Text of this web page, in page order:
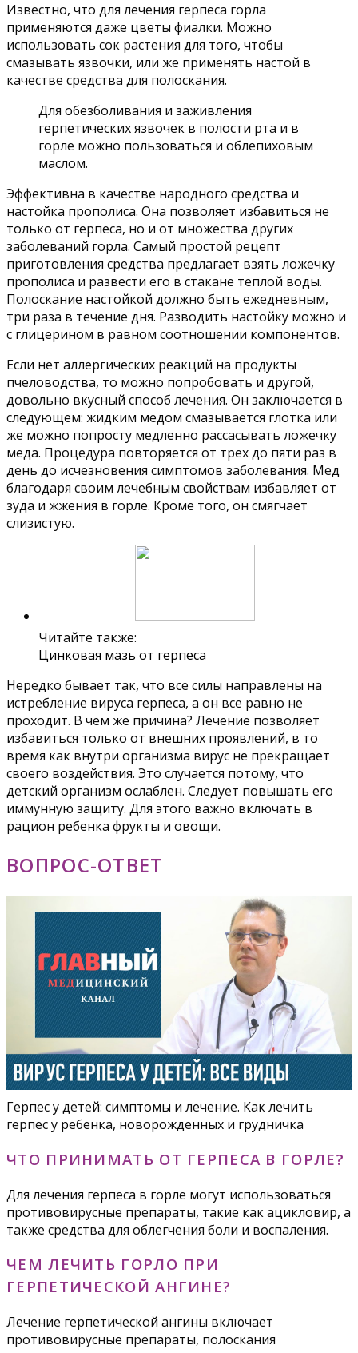
Известно, что для лечения герпеса горла
применяются даже цветы фиалки. Можно
использовать сок растения для того, чтобы
смазывать язвочки, или же применять настой в
качестве средства для полоскания.
Для обезболивания и заживления
герпетических язвочек в полости рта и в
горле можно пользоваться и облепиховым
маслом.
Эффективна в качестве народного средства и
настойка прополиса. Она позволяет избавиться не
только от герпеса, но и от множества других
заболеваний горла. Самый простой рецепт
приготовления средства предлагает взять ложечку
прополиса и развести его в стакане теплой воды.
Полоскание настойкой должно быть ежедневным,
три раза в течение дня. Разводить настойку можно и
с глицерином в равном соотношении компонентов.
Если нет аллергических реакций на продукты
пчеловодства, то можно попробовать и другой,
довольно вкусный способ лечения. Он заключается в
следующем: жидким медом смазывается глотка или
же можно попросту медленно рассасывать ложечку
меда. Процедура повторяется от трех до пяти раз в
день до исчезновения симптомов заболевания. Мед
благодаря своим лечебным свойствам избавляет от
зуда и жжения в горле. Кроме того, он смягчает
слизистую.
Читайте также:
Цинковая мазь от герпеса
Нередко бывает так, что все силы направлены на
истребление вируса герпеса, а он все равно не
проходит. В чем же причина? Лечение позволяет
избавиться только от внешних проявлений, в то
время как внутри организма вирус не прекращает
своего воздействия. Это случается потому, что
детский организм ослаблен. Следует повышать его
иммунную защиту. Для этого важно включать в
рацион ребенка фрукты и овощи.
ВОПРОС-ОТВЕТ
Герпес у детей: симптомы и лечение. Как лечить
герпес у ребенка, новорожденных и грудничка
ЧТО ПРИНИМАТЬ ОТ ГЕРПЕСА В ГОРЛЕ?
Для лечения герпеса в горле могут использоваться
противовирусные препараты, такие как ацикловир, а
также средства для облегчения боли и воспаления.
ЧЕМ ЛЕЧИТЬ ГОРЛО ПРИ
ГЕРПЕТИЧЕСКОЙ АНГИНЕ?
Лечение герпетической ангины включает
противовирусные препараты, полоскания